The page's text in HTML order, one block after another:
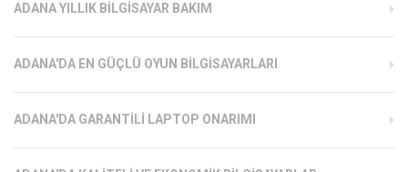
ADANA YILLIK BILGISAYAR BAKIM
ADANA'DA EN GÜÇLÜ OYUN BILGISAYARLARI
ADANA'DA GARANTILI LAPTOP ONARIMI